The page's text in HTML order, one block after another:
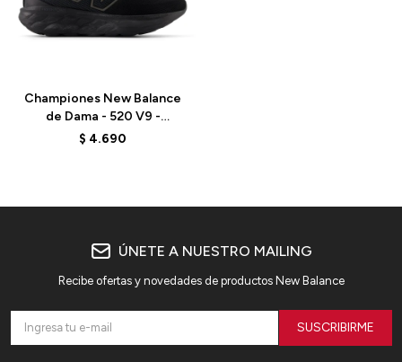
Championes New Balance
de Dama - 520 V9 -
W520LT9 - ELD
$ 4.690
ÚNETE A NUESTRO MAILING
Recibe ofertas y novedades de productos New Balance
SUSCRIBIRME